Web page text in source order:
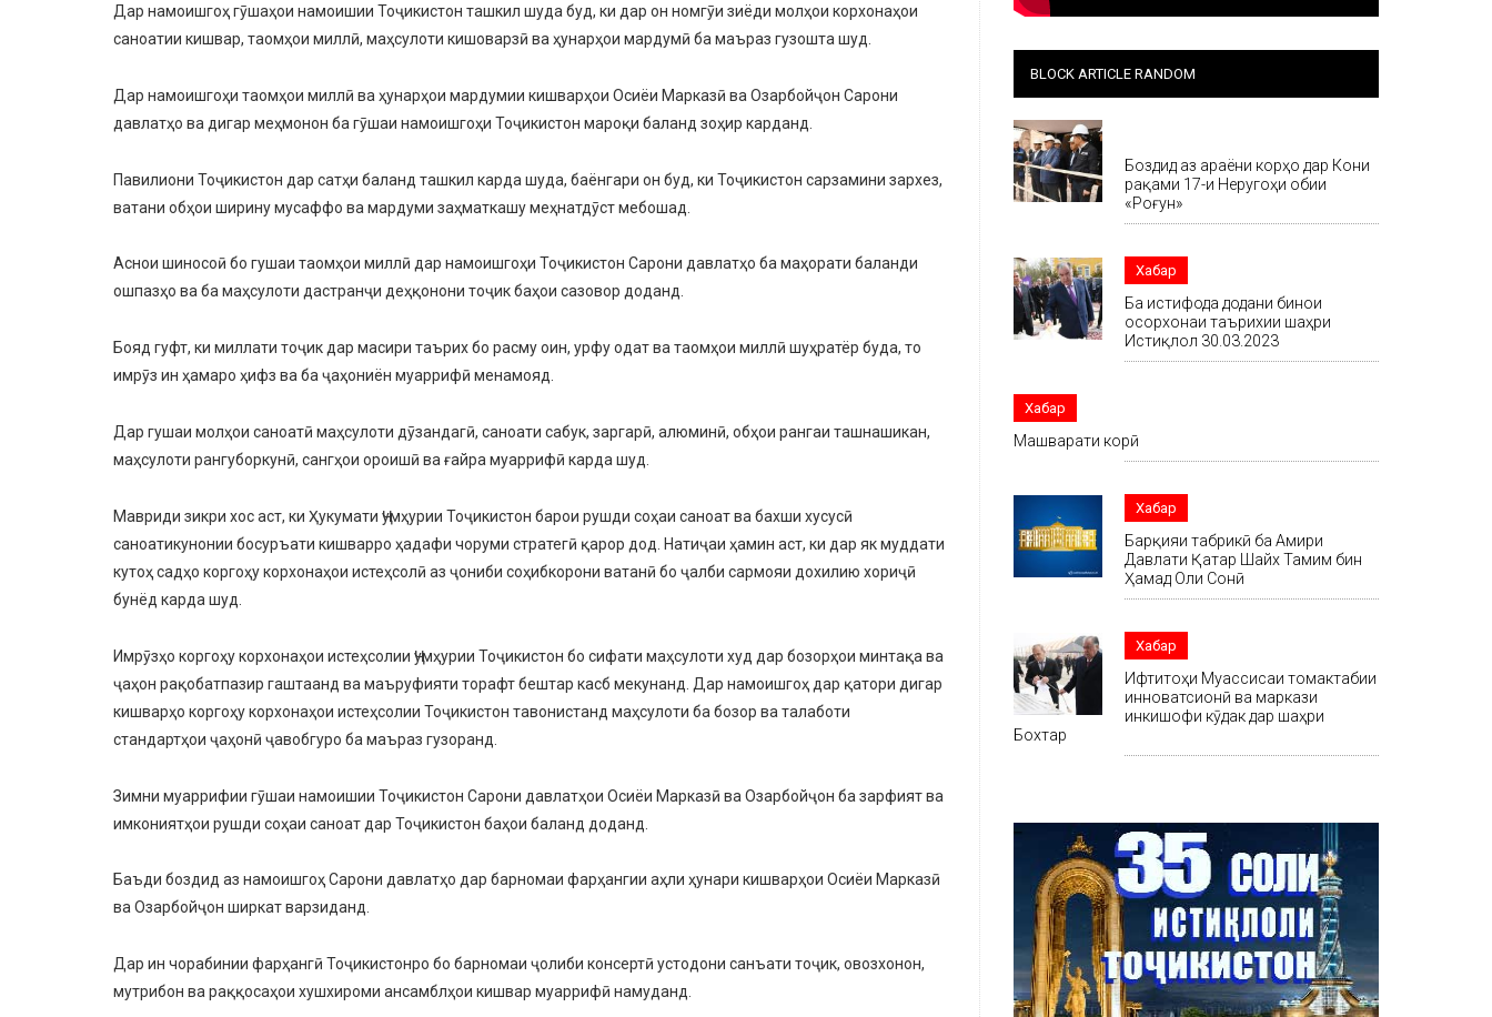
Дар намоишгоҳ гӯшаҳои намоишии Тоҷикистон ташкил шуда буд, ки дар он номгӯи зиёди молҳои корхонаҳои
саноатии кишвар, таомҳои миллӣ, маҳсулоти кишоварзӣ ва ҳунарҳои мардумӣ ба маъраз гузошта шуд.
Дар намоишгоҳи таомҳои миллӣ ва ҳунарҳои мардумии кишварҳои Осиёи Марказӣ ва Озарбойҷон Сарони
давлатҳо ва дигар меҳмонон ба гӯшаи намоишгоҳи Тоҷикистон мароқи баланд зоҳир карданд.
Павилиони Тоҷикистон дар сатҳи баланд ташкил карда шуда, баёнгари он буд, ки Тоҷикистон сарзамини зархез,
ватани обҳои ширину мусаффо ва мардуми заҳматкашу меҳнатдӯст мебошад.
Аснои шиносоӣ бо гушаи таомҳои миллӣ дар намоишгоҳи Тоҷикистон Сарони давлатҳо ба маҳорати баланди
ошпазҳо ва ба маҳсулоти дастранҷи деҳқонони тоҷик баҳои сазовор доданд.
Бояд гуфт, ки миллати тоҷик дар масири таърих бо расму оин, урфу одат ва таомҳои миллӣ шуҳратёр буда, то
имрӯз ин ҳамаро ҳифз ва ба ҷаҳониён муаррифӣ менамояд.
Дар гушаи молҳои саноатӣ маҳсулоти дӯзандагӣ, саноати сабук, заргарӣ, алюминӣ, обҳои рангаи ташнашикан,
маҳсулоти рангуборкунӣ, сангҳои ороишӣ ва ғайра муаррифӣ карда шуд.
Мавриди зикри хос аст, ки Ҳукумати Ҷумҳурии Тоҷикистон барои рушди соҳаи саноат ва бахши хусусӣ
саноатикунонии босуръати кишварро ҳадафи чоруми стратегӣ қарор дод. Натиҷаи ҳамин аст, ки дар як муддати
кутоҳ садҳо коргоҳу корхонаҳои истеҳсолӣ аз ҷониби соҳибкорони ватанӣ бо ҷалби сармояи дохилию хориҷӣ
бунёд карда шуд.
Имрӯзҳо коргоҳу корхонаҳои истеҳсолии Ҷумҳурии Тоҷикистон бо сифати маҳсулоти худ дар бозорҳои минтақа ва
ҷаҳон рақобатпазир гаштаанд ва маъруфияти торафт бештар касб мекунанд. Дар намоишгоҳ дар қатори дигар
кишварҳо коргоҳу корхонаҳои истеҳсолии Тоҷикистон тавонистанд маҳсулоти ба бозор ва талаботи
стандартҳои ҷаҳонӣ ҷавобгуро ба маъраз гузоранд.
Зимни муаррифии гӯшаи намоишии Тоҷикистон Сарони давлатҳои Осиёи Марказӣ ва Озарбойҷон ба зарфият ва
имкониятҳои рушди соҳаи саноат дар Тоҷикистон баҳои баланд доданд.
Баъди боздид аз намоишгоҳ Сарони давлатҳо дар барномаи фарҳангии аҳли ҳунари кишварҳои Осиёи Марказӣ
ва Озарбойҷон ширкат варзиданд.
Дар ин чорабинии фарҳангӣ Тоҷикистонро бо барномаи ҷолиби консертӣ устодони санъати тоҷик, овозхонон,
мутрибон ва раққосаҳои хушхироми ансамблҳои кишвар муаррифӣ намуданд.
BLOCK ARTICLE RANDOM
Боздид аз ҷараёни корҳо дар Кони
рақами 17-и Неругоҳи обии
«Роғун»
Хабар
Ба истифода додани бинои
осорхонаи таърихии шаҳри
Истиқлол 30.03.2023
Хабар
Машварати корӣ
Хабар
Барқияи табрикӣ ба Амири
Давлати Қатар Шайх Тамим бин
Ҳамад Оли Сонӣ
Хабар
Ифтитоҳи Муассисаи томактабии
инноватсионӣ ва маркази
инкишофи кӯдак дар шаҳри
Бохтар